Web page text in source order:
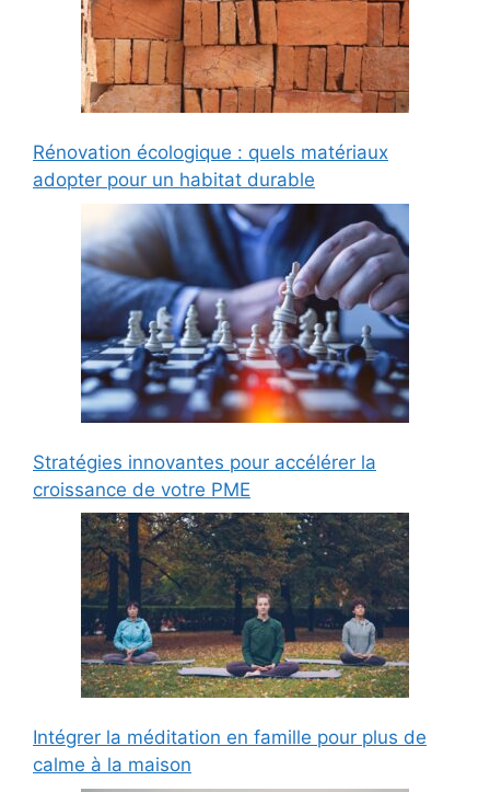
Rénovation écologique : quels matériaux
adopter pour un habitat durable
Stratégies innovantes pour accélérer la
croissance de votre PME
Intégrer la méditation en famille pour plus de
calme à la maison